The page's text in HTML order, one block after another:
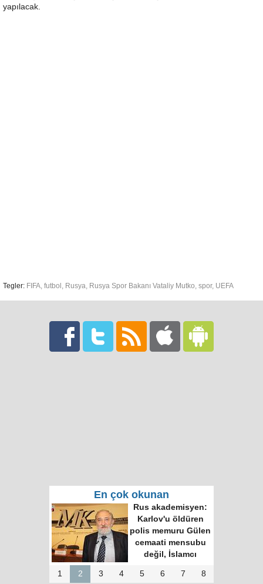
yapılacak.
Tegler: FIFA, futbol , Rusya, Rusya Spor Bakanı Vataliy Mutko, spor, UEFA
En çok okunan
Rus akademisyen:
Karlov'u öldüren
polis memuru Gülen
cemaati mensubu
değil, İslamcı
1 2 3 4 5 6 7 8